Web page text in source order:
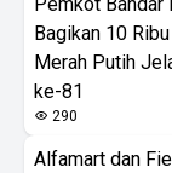
Bagikan 10
Merah Putih
ke-81
290
Alfamart dan